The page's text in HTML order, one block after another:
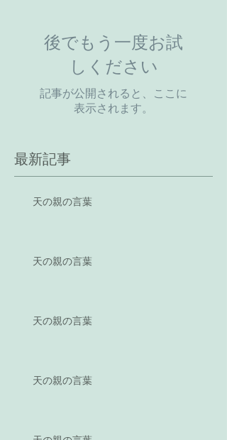
後でもう一度お試
しください
記事が公開されると、ここに
表示されます。
最新記事
天の親の言葉
天の親の言葉
天の親の言葉
天の親の言葉